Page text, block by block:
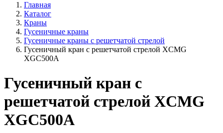
Главная
Каталог
Краны
Гусеничные краны
Гусеничные краны с решетчатой стрелой
Гусеничный кран с решетчатой стрелой XCMG
XGC500A
Гусеничный кран с
решетчатой стрелой XCMG
XGC500A